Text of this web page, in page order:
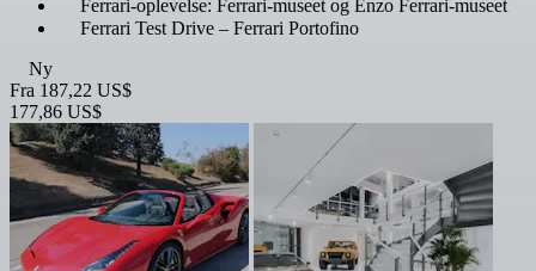
Ferrari-oplevelse: Ferrari-museet og Enzo Ferrari-museet
Ferrari Test Drive – Ferrari Portofino
Ny
Fra 187,22 US$
177,86 US$